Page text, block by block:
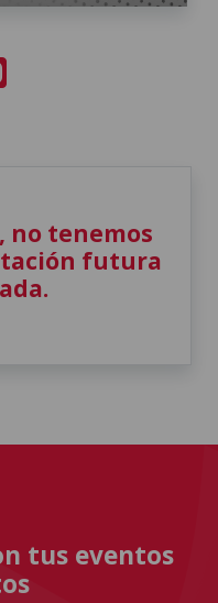
no tenemos
futura
tus eventos